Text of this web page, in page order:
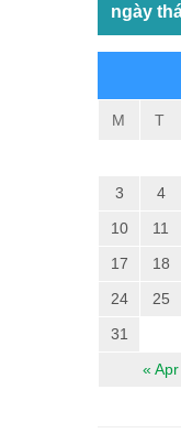
ngày
M T
« Apr
3
4
10
11
17
18
24
25
31